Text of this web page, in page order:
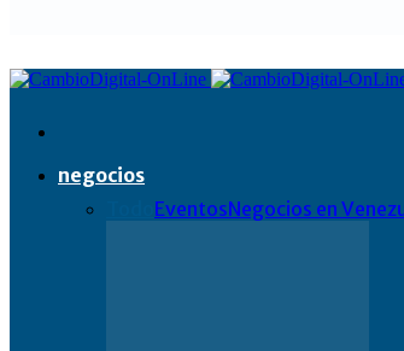
negocios
EventosNegocios en